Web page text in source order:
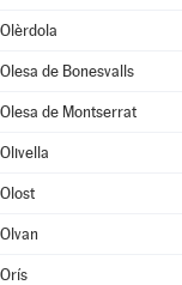
Olèrdola
Olesa de Bonesvalls
Olesa de Montserrat
Olivella
Olost
Olvan
Orís